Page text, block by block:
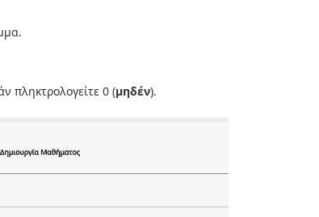
πληκτρολογείτε 0 (μηδέν).